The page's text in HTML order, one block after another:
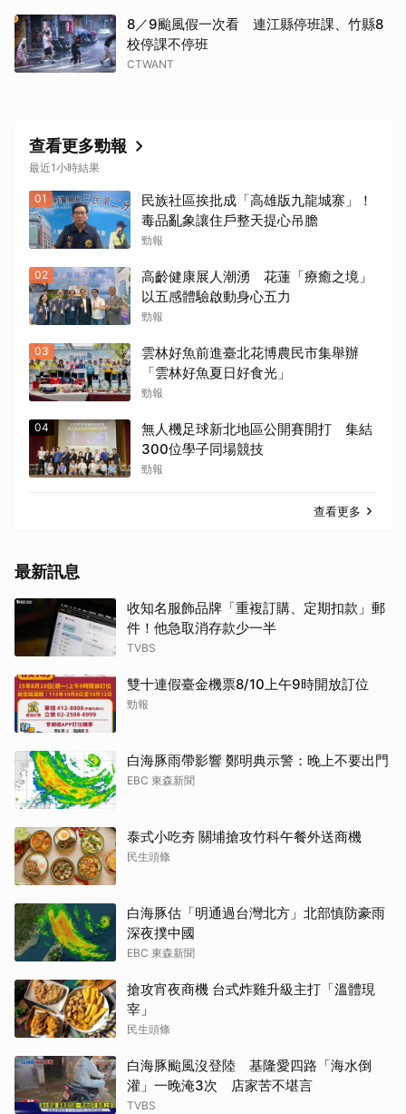
8／9颱風假一次看 連江縣停班課、竹縣8
校停課不停班
CTWANT
查看更多勁報
最近1小時結果
01
民族社區挨批成「高雄版九龍城寨」！
毒品亂象讓住戶整天提心吊膽
勁報
02
高齡健康展人潮湧 花蓮「療癒之境」
以五感體驗啟動身心五力
勁報
03
雲林好魚前進臺北花博農民市集舉辦
「雲林好魚夏日好食光」
勁報
04
無人機足球新北地區公開賽開打 集結
300位學子同場競技
勁報
查看更多
最新訊息
收知名服飾品牌「重複訂購、定期扣款」郵
件！他急取消存款少一半
TVBS
雙十連假臺金機票8/10上午9時開放訂位
勁報
白海豚雨帶影響 鄭明典示警：晚上不要出門
EBC 東森新聞
泰式小吃夯 關埔搶攻竹科午餐外送商機
民生頭條
白海豚估「明通過台灣北方」北部慎防豪雨
深夜撲中國
EBC 東森新聞
搶攻宵夜商機 台式炸雞升級主打「溫體現
宰」
民生頭條
白海豚颱風沒登陸 基隆愛四路「海水倒
灌」一晚淹3次 店家苦不堪言
TVBS